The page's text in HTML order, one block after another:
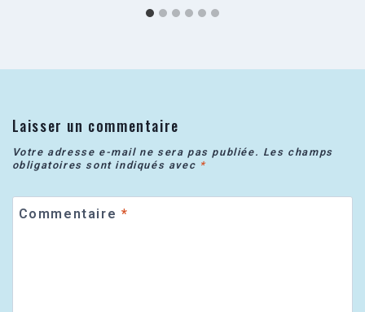
Laisser un commentaire
Votre adresse e-mail ne sera pas publiée. Les champs
obligatoires sont indiqués avec *
Commentaire *